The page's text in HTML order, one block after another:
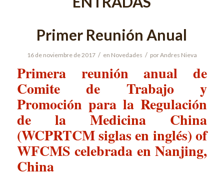
Primer Reunión Anual
16 de noviembre de 2017 / en Novedades / porAndres Nieva
Primera reunión anual de
Comite de Trabajo y
Promoción para la Regulación
de la Medicina China
(WCPRTCM siglas en inglés) of
WFCMS celebrada en Nanjing,
China